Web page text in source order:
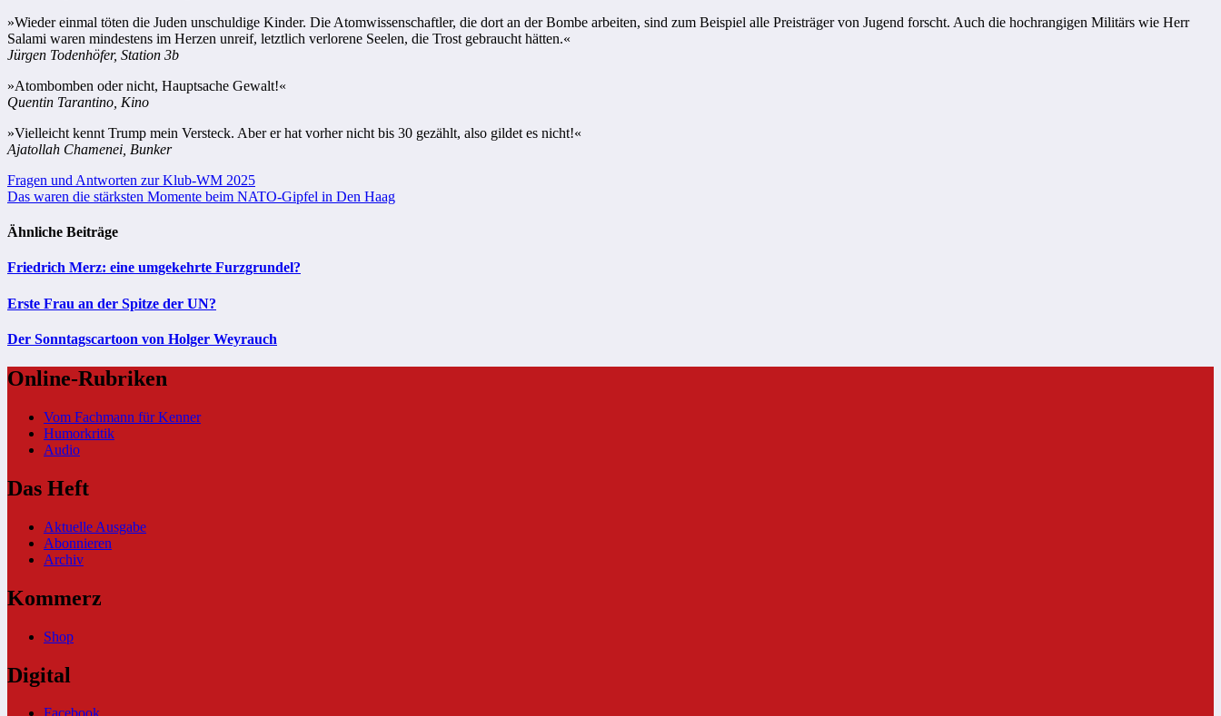
»Wieder einmal töten die Juden unschuldige Kinder. Die Atomwissenschaftler, die dort an der Bombe arbeiten, sind zum Beispiel alle Preisträger von Jugend forscht. Auch die hochrangigen Militärs wie Herr
Salami waren mindestens im Herzen unreif, letztlich verlorene Seelen, die Trost gebraucht hätten.«
Jürgen Todenhöfer, Station 3b
»Atombomben oder nicht, Hauptsache Gewalt!«
Quentin Tarantino, Kino
»Vielleicht kennt Trump mein Versteck. Aber er hat vorher nicht bis 30 gezählt, also gildet es nicht!«
Ajatollah Chamenei, Bunker
Beitragsnavigation
Fragen und Antworten zur Klub-WM 2025
Das waren die stärksten Momente beim NATO-Gipfel in Den Haag
Ähnliche Beiträge
Friedrich Merz: eine umgekehrte Furzgrundel?
Erste Frau an der Spitze der UN?
Der Sonntagscartoon von Holger Weyrauch
Online-Rubriken
Vom Fachmann für Kenner
Humorkritik
Audio
Das Heft
Aktuelle Ausgabe
Abonnieren
Archiv
Kommerz
Shop
Digital